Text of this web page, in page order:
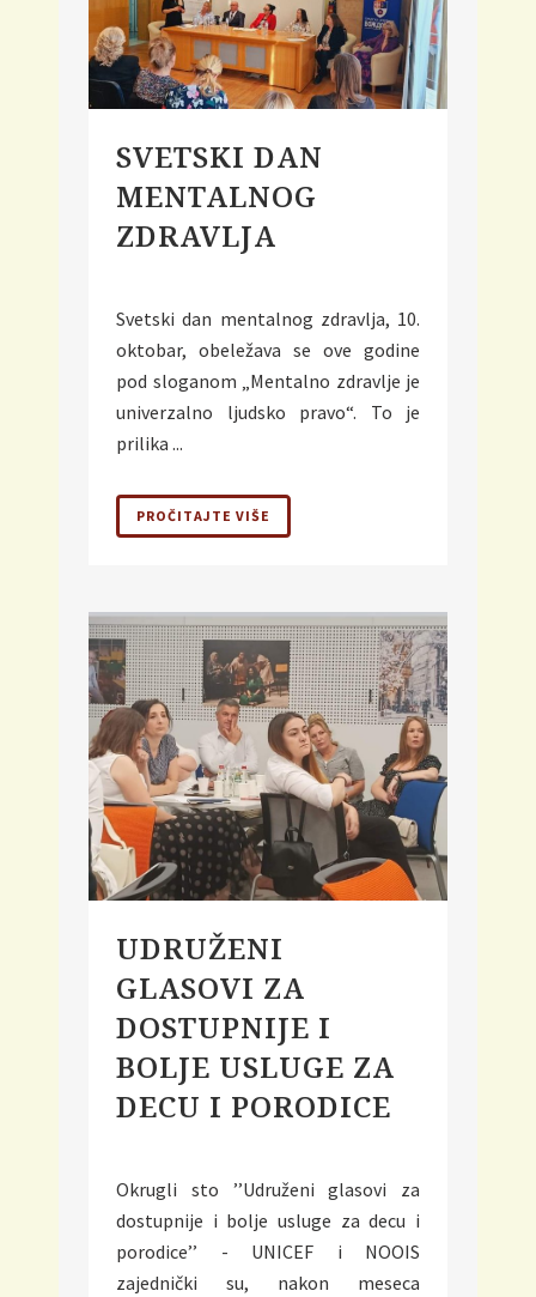
SVETSKI DAN
MENTALNOG
ZDRAVLJA
Svetski dan mentalnog zdravlja, 10.
oktobar, obeležava se ove godine
pod sloganom „Mentalno zdravlje je
univerzalno ljudsko pravo“. To je
prilika ...
PROČITAJTE VIŠE
UDRUŽENI
GLASOVI ZA
DOSTUPNIJE I
BOLJE USLUGE ZA
DECU I PORODICE
Okrugli sto ’’Udruženi glasovi za
dostupnije i bolje usluge za decu i
porodice’’ - UNICEF i NOOIS
zajednički su, nakon meseca